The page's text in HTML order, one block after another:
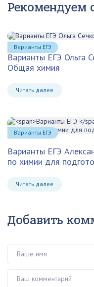
Рекомендуем
Варианты ЕГЭ Ольга
Общая химия
Читать далее
Варианты ЕГЭ
Варианты ЕГЭ
по химии для
Читать далее
Варианты ЕГЭ
Добавить